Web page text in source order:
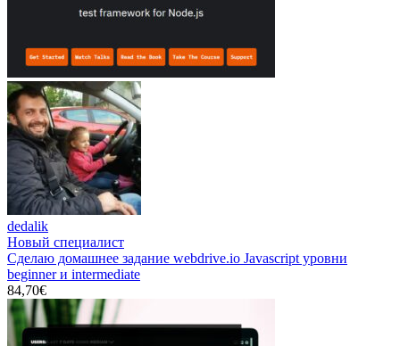
dedalik
Новый специалист
Сделаю домашнее задание webdrive.io Javascript уровни
beginner и intermediate
84,70€